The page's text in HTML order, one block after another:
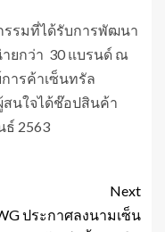
รมที่ได้รับการพัฒนา
ยกว่า 30 แบรนด์ ณ
ารค้าเซ็นทรัล
สนใจได้ช๊อปสินค้า
ธ์ 2563
Next
ประกาศลงนามเซ็น